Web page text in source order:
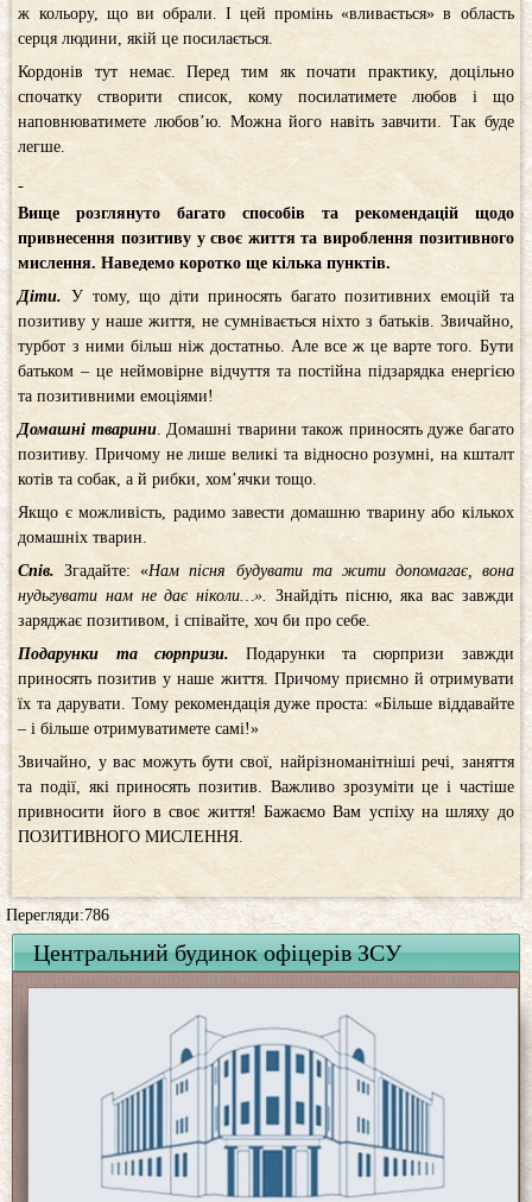
ж кольору, що ви обрали. І цей промінь «вливається» в область
серця людини, якій це посилається.
Кордонів тут немає. Перед тим як почати практику, доцільно
спочатку створити список, кому посилатимете любов і що
наповнюватимете любов’ю. Можна його навіть завчити. Так буде
легше.
Вище розглянуто багато способів та рекомендацій щодо
привнесення позитиву у своє життя та вироблення позитивного
мислення. Наведемо коротко ще кілька пунктів.
Діти. У тому, що діти приносять багато позитивних емоцій та
позитиву у наше життя, не сумнівається ніхто з батьків. Звичайно,
турбот з ними більш ніж достатньо. Але все ж це варте того. Бути
батьком – це неймовірне відчуття та постійна підзарядка енергією
та позитивними емоціями!
Домашні тварини. Домашні тварини також приносять дуже багато
позитиву. Причому не лише великі та відносно розумні, на кшталт
котів та собак, а й рибки, хом’ячки тощо.
Якщо є можливість, радимо завести домашню тварину або кількох
домашніх тварин.
Спів. Згадайте: «Нам пісня будувати та жити допомагає, вона
нудьгувати нам не дає ніколи…». Знайдіть пісню, яка вас завжди
заряджає позитивом, і співайте, хоч би про себе.
Подарунки та сюрпризи. Подарунки та сюрпризи завжди
приносять позитив у наше життя. Причому приємно й отримувати
їх та дарувати. Тому рекомендація дуже проста: «Більше віддавайте
– і більше отримуватимете самі!»
Звичайно, у вас можуть бути свої, найрізноманітніші речі, заняття
та події, які приносять позитив. Важливо зрозуміти це і частіше
привносити його в своє життя! Бажаємо Вам успіху на шляху до
ПОЗИТИВНОГО МИСЛЕННЯ.
Перегляди:786
Центральний будинок офіцерів ЗСУ